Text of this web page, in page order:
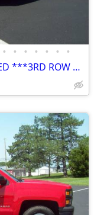
• • • • • • •
2014 GMC ACADIA SLT . FULLY LOADED ***3RD ROW SEATING